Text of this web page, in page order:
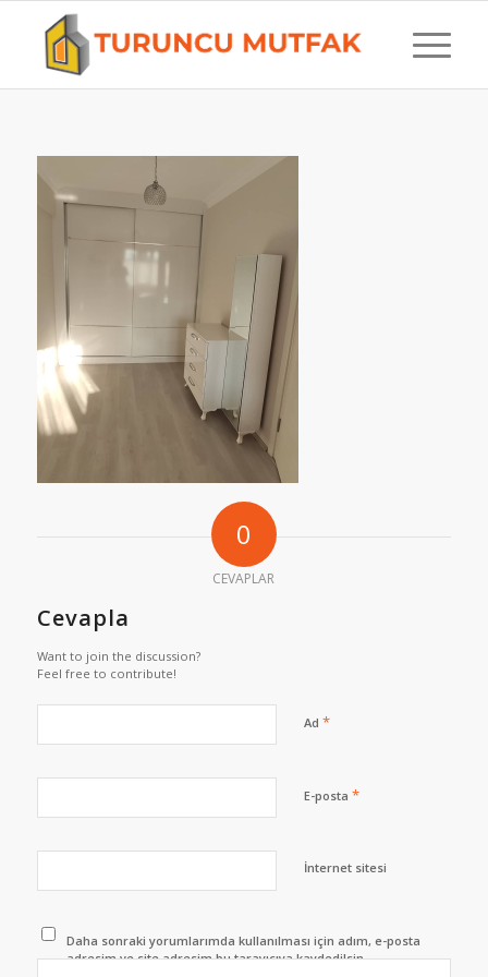
0
CEVAPLAR
Cevapla
Want to join the discussion?
Feel free to contribute!
Ad *
E-posta *
İnternet sitesi
Daha sonraki yorumlarımda kullanılması için adım, e-posta
adresim ve site adresim bu tarayıcıya kaydedilsin.